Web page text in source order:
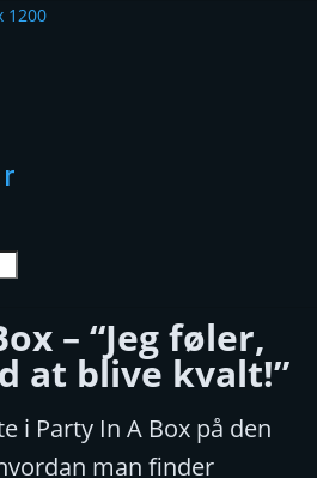
– “Jeg føler,
at blive kvalt!”
i Party In A Box på den
man finder